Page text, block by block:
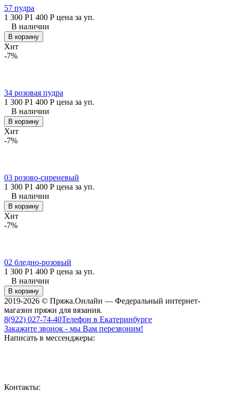
57 пудра
1 300 Р1 400 Р цена за уп.
В наличии
В корзину
Хит
-7%
34 розовая пудра
1 300 Р1 400 Р цена за уп.
В наличии
В корзину
Хит
-7%
03 розово-сиреневый
1 300 Р1 400 Р цена за уп.
В наличии
В корзину
Хит
-7%
02 бледно-розовый
1 300 Р1 400 Р цена за уп.
В наличии
В корзину
2019-2026 © Пряжа.Онлайн — Федеральный интернет-
магазин пряжи для вязания.
8(922) 027-74-40Телефон в Екатеринбурге
Закажите звонок - мы Вам перезвоним!
Написать в мессенджеры:
Контакты: